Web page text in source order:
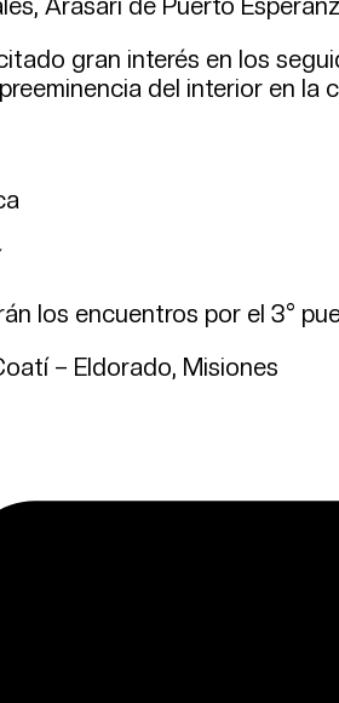
Arasarí de Puerto
gran interés en los
del interior en la
los encuentros por el 3°
– Eldorado, Misiones